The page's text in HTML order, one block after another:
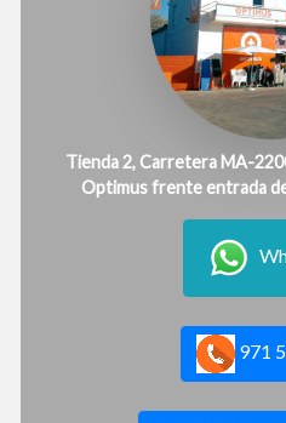
Tienda 2, Carretera MA-
Optimus frente entrada
971